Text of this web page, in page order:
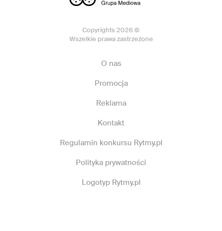
Copyrights 2026 ©
Wszelkie prawa zastrzeżone
O nas
Promocja
Reklama
Kontakt
Regulamin konkursu Rytmy.pl
Polityka prywatności
Logotyp Rytmy.pl